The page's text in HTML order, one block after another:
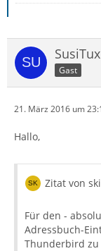
SusiTux
Gast
21. März 2016 um
Hallo,
Zitat von
Für den -
Adressbuch-
Thunderbird